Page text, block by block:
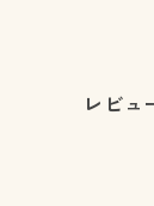
レビュ